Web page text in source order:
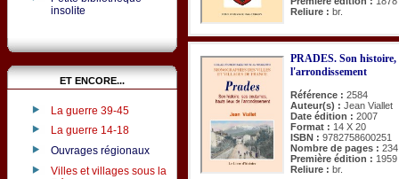
insolite
ET ENCORE...
La guerre 39-45
La guerre 14-18
Ouvrages régionaux
Villes et villages sous la
Reliure : br.
PRADES. Son histoire,
l'arrondissement
Référence : 2584
Auteur(s) : Jean Viallet
Date édition : 2007
Format : 14 X 20
ISBN : 9782758600251
Nombre de pages : 234
Première édition : 1959
Reliure : br.